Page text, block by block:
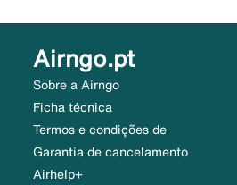
Airngo.pt
Sobre a Airngo
Ficha técnica
Termos e condições de
Garantia de cancelamento
Airhelp+